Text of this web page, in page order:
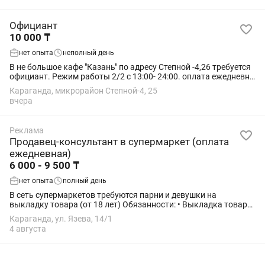
Официант
10 000 ₸
нет опыта неполный день
В не большое кафе "Казань" по адресу Степной -4,26 требуется
официант. Режим работы 2/2 с 13:00- 24:00. оплата ежедневно
8000-10000.Требования: ответственные, с опытом работы.
Старше 18 лет.
Караганда, микрорайон Степной-4, 25
вчера
Реклама
Продавец-консультант в супермаркет (оплата
ежедневная)
6 000 - 9 500 ₸
нет опыта полный день
В сеть супермаркетов требуются парни и девушки на
выкладку товара (от 18 лет) Обязанности: • Выкладка товара
(мерчендайзинг); • Поддержание чистоты и порядка в отделе; •
Контроль сроков годности; •...
Караганда, ул. Язева, 14/1
4 августа